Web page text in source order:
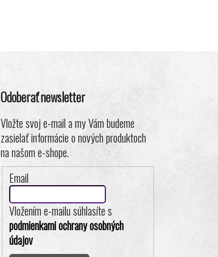
Odoberať newsletter
Vložte svoj e-mail a my Vám budeme
zasielať informácie o nových produktoch
na našom e-shope.
Email
Vložením e-mailu súhlasíte s
podmienkami ochrany osobných
údajov